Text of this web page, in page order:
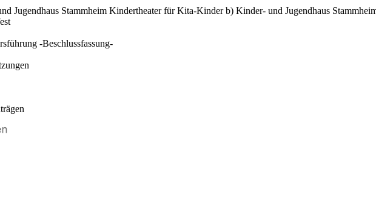
Jugendhaus Stammheim Kindertheater für Kita-Kinder b) Kinder- und Jugendhaus
-Beschlussfassung-